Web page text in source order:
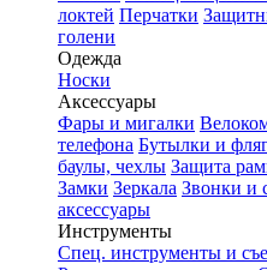
локтей Перчатки
голени
Одежда
Носки
Аксессуары
Фары и мигалки
телефона Бутылки и
баулы, чехлы Защита
Замки Зеркала Звонки и
аксессуары
Инструменты
Спец. инструменты и